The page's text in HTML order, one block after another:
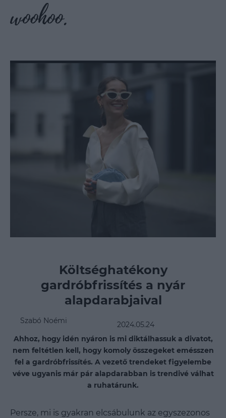
Költséghatékony
gardróbfrissítés a nyár
alapdarabjaival
Szabó Noémi
2024.05.24
Ahhoz, hogy idén nyáron is mi diktálhassuk a divatot,
nem feltétlen kell, hogy komoly összegeket emésszen
fel a gardróbfrissítés. A vezető trendeket figyelembe
véve ugyanis már pár alapdarabban is trendivé válhat
a ruhatárunk.
Persze, mi is gyakran elcsábulunk az egyszezonos